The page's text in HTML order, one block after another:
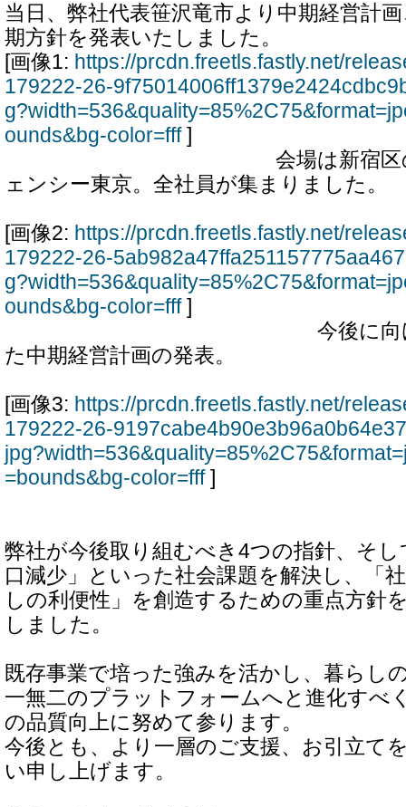
当日、弊社代表笹沢竜市より中期経営計
期方針を発表いたしました。
[画像1: https://prcdn.freetls.fastly.net/
179222-26-
ounds&bg-color=fff]
会場は新宿区のハイ
ェンシー東京。全社員が集まりました。
[画像2: https://prcdn.freetls.fastly.net/
179222-26-
ounds&bg-color=fff]
今後に向けて、新
た中期経営計画の発表。
[画像3: https://prcdn.freetls.fastly.net/
179222-26-
=bounds&bg-color=fff]
弊社が今後取り組むべき4つの指針、そ
口減少」といった社会課題を解決し、「
しの利便性」を創造するための重点方針
しました。
既存事業で培った強みを活かし、暮らし
一無二のプラットフォームへと進化すべ
の品質向上に努めて参ります。
今後とも、より一層のご支援、お引立て
い申し上げます。